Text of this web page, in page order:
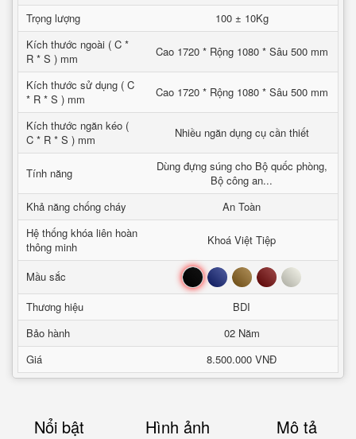
Trọng lượng
100 ± 10Kg
Kích thước ngoài ( C *
R * S ) mm
Cao 1720 * Rộng 1080 * Sâu 500 mm
Kích thước sử dụng ( C
* R * S ) mm
Cao 1720 * Rộng 1080 * Sâu 500 mm
Kích thước ngăn kéo (
C * R * S ) mm
Nhiều ngăn dụng cụ cần thiết
Tính năng
Dùng đựng súng cho Bộ quốc phòng,
Bộ công an...
Khả năng chống cháy
An Toàn
Hệ thống khóa liên hoàn
thông minh
Khoá Việt Tiệp
Mầu sắc Đen Xanh Nâu Đỏ Trắng
Thương hiệu
BDI
Bảo hành
02 Năm
Giá
8.500.000 VNĐ
Nổi bật Hình ảnh Mô tả